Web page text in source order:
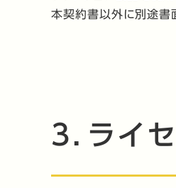
本契約書以外に別途書
3．ライ